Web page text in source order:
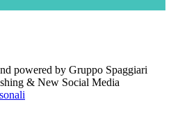
powered by Gruppo Spaggiari
& New Social Media